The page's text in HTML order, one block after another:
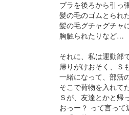
ブラを後ろから引っ
髪の毛のゴムとられた
髪の毛グチャグチャ
胸触られたりなど…
それに、私は運動部
帰りがけおそく、Ｓ
一緒になって、部活
そこで荷物を入れてた
Ｓが、友達とかと帰
おっー？ って言って